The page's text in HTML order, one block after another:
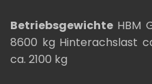
Betriebsgewichte HBM
8600 kg Hinterachslast
ca. 2100 kg